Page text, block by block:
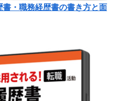
・職務経歴書の書き方と面